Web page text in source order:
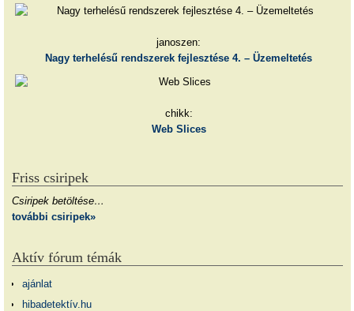
janoszen:
Nagy terhelésű rendszerek fejlesztése 4. – Üzemeltetés
chikk:
Web Slices
Friss csiripek
Csiripek betöltése…
további csiripek»
Aktív fórum témák
ajánlat
hibadetektív.hu